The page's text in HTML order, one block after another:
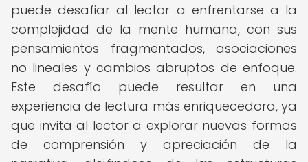
puede desafiar al lector a enfrentarse a la
complejidad de la mente humana, con sus
pensamientos fragmentados, asociaciones
no lineales y cambios abruptos de enfoque.
Este desafío puede resultar en una
experiencia de lectura más enriquecedora, ya
que invita al lector a explorar nuevas formas
de comprensión y apreciación de la